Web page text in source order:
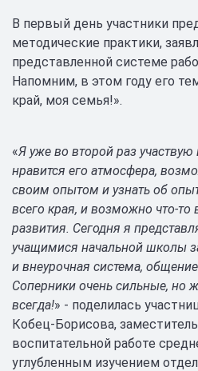
В первый день участники
методические практики,
представленной системе
Напомним, в этом году его
край, моя семья!».
«Я уже во второй раз
нравится его атмосфера,
своим опытом и узнать об
всего края, и возможно что-то
развития. Сегодня я
учащимися начальной школы
и внеурочная система,
Соперники очень сильные, но
всегда!» - поделилась
Кобец-Борисова,
воспитательной работе
углубленным изучением